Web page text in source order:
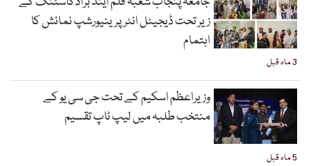
3 ماہ قبل
زیر تحت ڈیجیٹل انٹرپرینیورشپ نمائش کا
اہتمام
5 ماہ قبل
وزیراعظم اسکیم کے تحت جی سی یو کے
منتخب طلبہ میں لیپ ٹاپ تقسیم